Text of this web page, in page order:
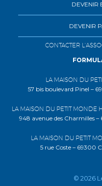
DEVENIR
DEVENIR
CONTACTER
LA MAISON DU
57 bis boulevard Pinel –
LA MAISON DU PETIT MONDE
948 avenue des Charmilles
LA MAISON DU PETIT
5 rue Coste – 69300
© 2026